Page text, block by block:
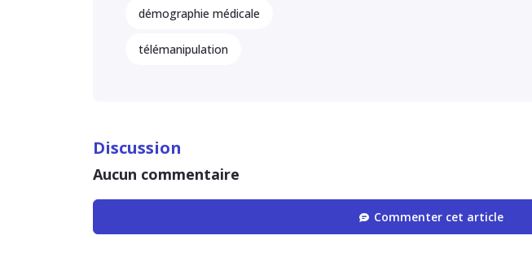
démographie médicale
télémanipulation
Discussion
Aucun commentaire
Commenter cet article